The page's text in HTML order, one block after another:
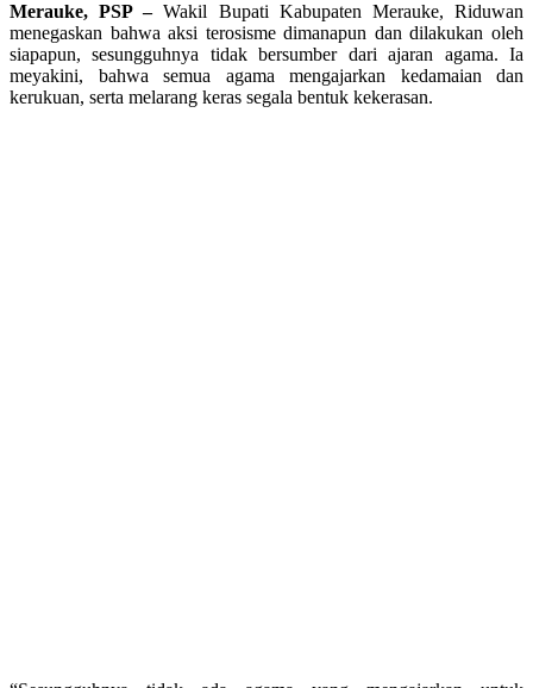
Merauke, PSP –Wakil Bupati Kabupaten Merauke, Riduwan
menegaskan bahwa aksi terosisme dimanapun dan dilakukan oleh
siapapun, sesungguhnya tidak bersumber dari ajaran agama. Ia
meyakini, bahwa semua agama mengajarkan kedamaian dan
kerukuan, serta melarang keras segala bentuk kekerasan.